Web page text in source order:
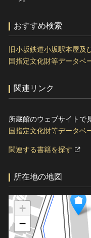
おすすめ検索
旧小坂鉄道小坂駅本屋及
国指定文化財等データベ
関連リンク
所蔵館のウェブサイトで
国指定文化財等データベ
関連する書籍を探す
所在地の地図
+
−